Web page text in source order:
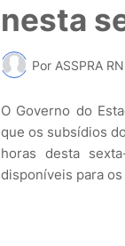
nesta
Por ASSPRA RN
O Governo do
que os subsídios
horas desta
disponíveis para